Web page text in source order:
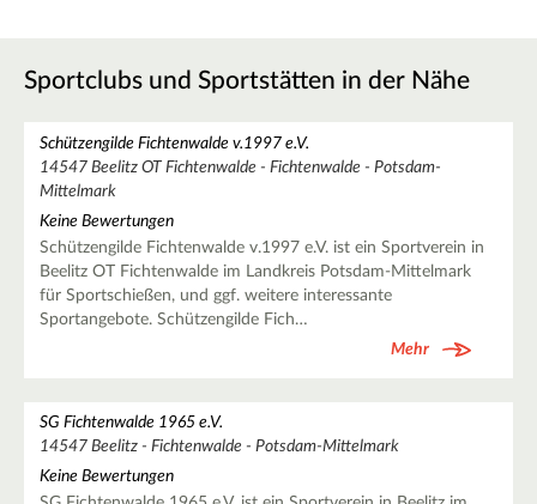
Sportclubs und Sportstätten in der Nähe
Schützengilde Fichtenwalde v.1997 e.V.
14547 Beelitz OT Fichtenwalde - Fichtenwalde - Potsdam-
Mittelmark
Keine Bewertungen
Schützengilde Fichtenwalde v.1997 e.V. ist ein Sportverein in
Beelitz OT Fichtenwalde im Landkreis Potsdam-Mittelmark
für Sportschießen, und ggf. weitere interessante
Sportangebote. Schützengilde Fich…
Mehr
SG Fichtenwalde 1965 e.V.
14547 Beelitz - Fichtenwalde - Potsdam-Mittelmark
Keine Bewertungen